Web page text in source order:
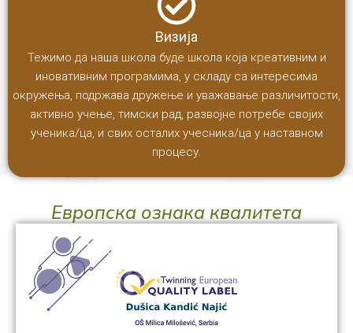
Визија
Тежимо да наша школа буде школа која креативним и
иновативним програмима, у складу са интересима
окружења, подржава дружење и уважавање различитости,
активно учење, тимски рад, развојне потребе својих
ученика/ца, и свих осталих учесника/ца у наставном
процесу.
Европска ознака квалитета